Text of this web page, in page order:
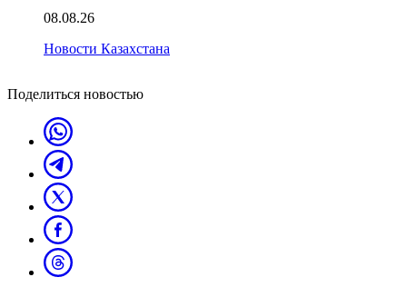
08.08.26
Новости Казахстана
Поделиться новостью